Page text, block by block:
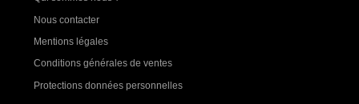
Nous contacter
Mentions légales
Conditions générales de ventes
Protections données personnelles